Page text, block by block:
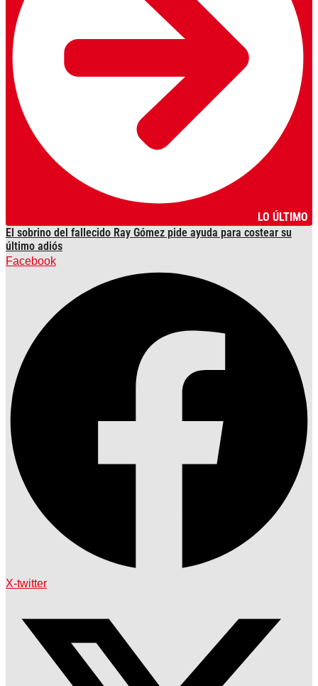
LO ÚLTIMO
El sobrino del fallecido Ray Gómez pide ayuda para costear su
último adiós
Facebook
X-twitter